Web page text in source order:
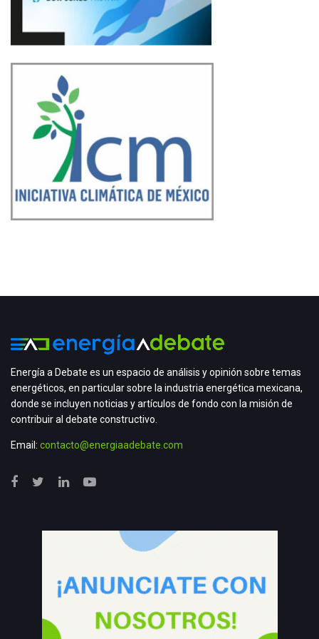
Energía a Debate es un espacio de análisis y opinión sobre temas
energéticos, en particular sobre la industria energética mexicana,
donde se incluyen noticias y artículos de fondo con la misión de
contribuir al debate constructivo.
Email: contacto@energiaadebate.com